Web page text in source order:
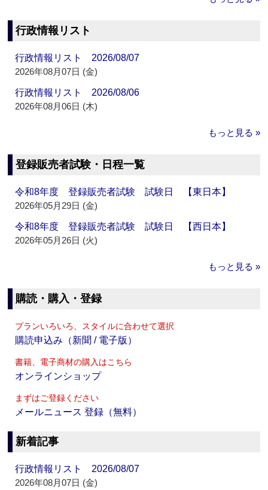
行政情報リスト
行政情報リスト 2026/08/07
2026年08月07日 (金)
行政情報リスト 2026/08/06
2026年08月06日 (木)
もっと見る »
登録販売者試験・日程一覧
令和8年度 登録販売者試験 試験日 【東日本】
2026年05月29日 (金)
令和8年度 登録販売者試験 試験日 【西日本】
2026年05月26日 (火)
もっと見る »
購読・購入・登録
プランいろいろ、スタイルに合わせて選択
購読申込み（新聞 / 電子版）
書籍、電子商材の購入はこちら
オンラインショップ
まずはご登録ください
メールニュース 登録（無料）
新着記事
行政情報リスト 2026/08/07
2026年08月07日 (金)